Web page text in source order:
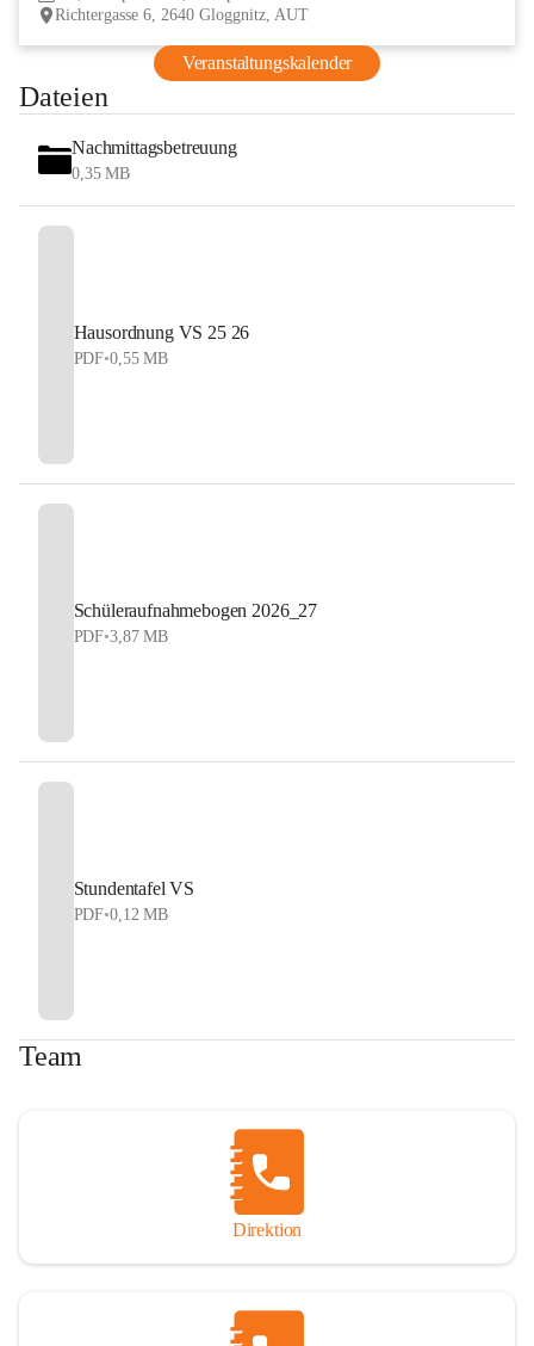
Richtergasse 6, 2640 Gloggnitz, AUT
Veranstaltungskalender
Dateien
Nachmittagsbetreuung
0,35 MB
Hausordnung VS 25 26
PDF•0,55 MB
Schüleraufnahmebogen 2026_27
PDF•3,87 MB
Stundentafel VS
PDF•0,12 MB
Team
Direktion